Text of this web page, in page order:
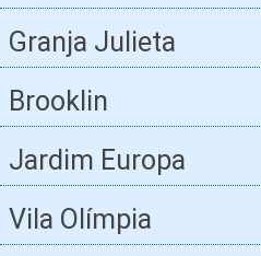
Granja Julieta
Brooklin
Jardim Europa
Vila Olímpia